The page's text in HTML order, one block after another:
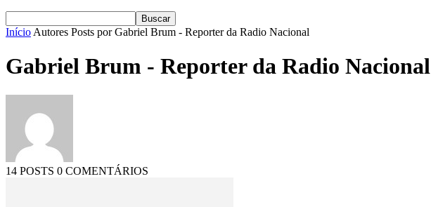
Início Autores Posts por Gabriel Brum - Reporter da Radio Nacional
Gabriel Brum - Reporter da Radio Nacional
14 POSTS 0 COMENTÁRIOS